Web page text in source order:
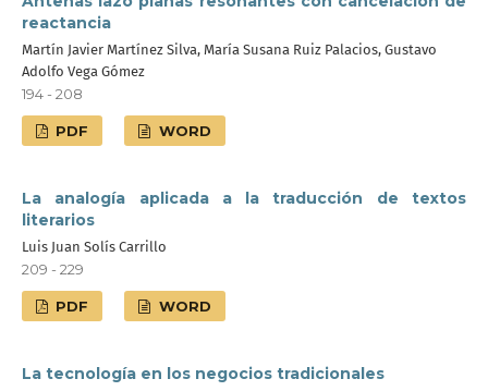
reactancia
Martín Javier Martínez Silva, María Susana Ruiz Palacios, Gustavo
Adolfo Vega Gómez
194 - 208
PDF WORD
La analogía aplicada a la traducción de textos
literarios
Luis Juan Solís Carrillo
209 - 229
PDF WORD
La tecnología en los negocios tradicionales